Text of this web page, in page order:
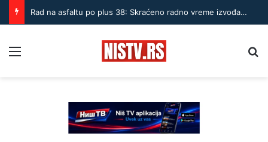
Rad na asfaltu po plus 38: Skraćeno radno vreme izvođača u Nišu